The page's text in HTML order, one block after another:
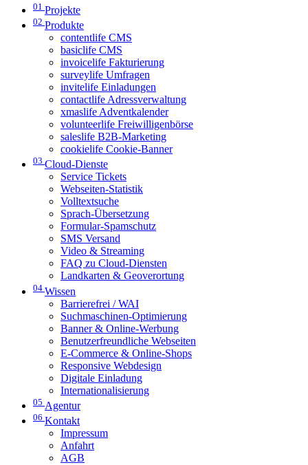
01 Projekte
02 Produkte
contentlife CMS
basiclife CMS
invoicelife Fakturierung
surveylife Umfragen
invitelife Einladungen
contactlife Adressverwaltung
xmaslife Adventkalender
volunteerlife Freiwilligenbörse
saleslife B2B-Marketing
cookielife Cookie-Banner
03 Cloud-Dienste
Service Tickets
Webseiten-Statistik
Volltextsuche
Sprach-Übersetzung
Formular-Spamschutz
SMS Versand
Video & Streaming
FAQ zu Cloud-Diensten
Landkarten & Geoverortung
04 Wissen
Barrierefrei / WAI
Suchmaschinen-Optimierung
Banner & Online-Werbung
Benutzerfreundliche Webseiten
E-Commerce & Online-Shops
Responsive Webdesign
Digitale Einladung
Internationalisierung
05 Agentur
06 Kontakt
Impressum
Anfahrt
AGB